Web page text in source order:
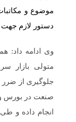
موضوع و
دستور لازم جهت
وی ادامه داد:
متولی بازار
جلوگیری از ضرر
صنعت در بورس و
انجام داده و